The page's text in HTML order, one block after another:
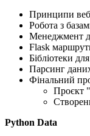
Принципи
Робота з
Менеджмент
Flask
Бібліотеки
Парсинг
Фінальний
Проєкт
Python Data